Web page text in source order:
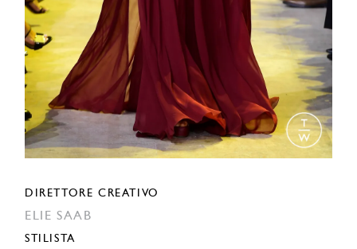
DIRETTORE CREATIVO
ELIE SAAB
STILISTA